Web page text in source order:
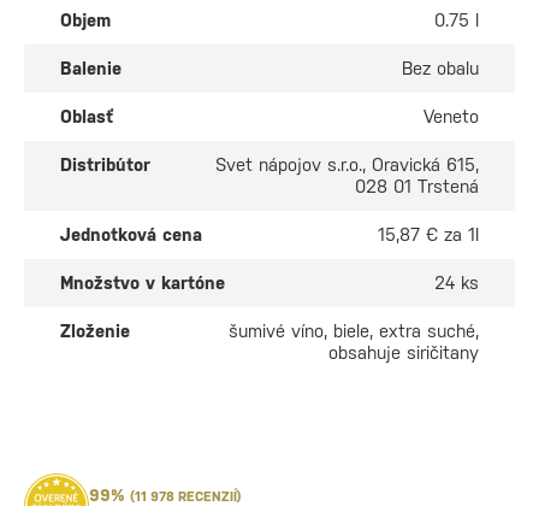
Objem 0.75 l
Balenie Bez obalu
Oblasť Veneto
Distribútor
Svet nápojov s.r.o., Oravická 615,
028 01 Trstená
Jednotková cena 15,87 € za 1l
Množstvo v kartóne 24 ks
Zloženie
šumivé víno, biele, extra suché,
obsahuje siričitany
99% (11 978 RECENZIÍ)